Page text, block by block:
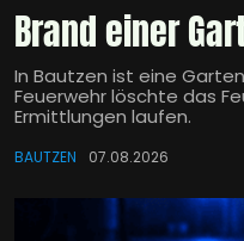
Brand einer
In Bautzen ist eine
Feuerwehr löschte das
Ermittlungen laufen.
BAUTZEN 07.08.2026